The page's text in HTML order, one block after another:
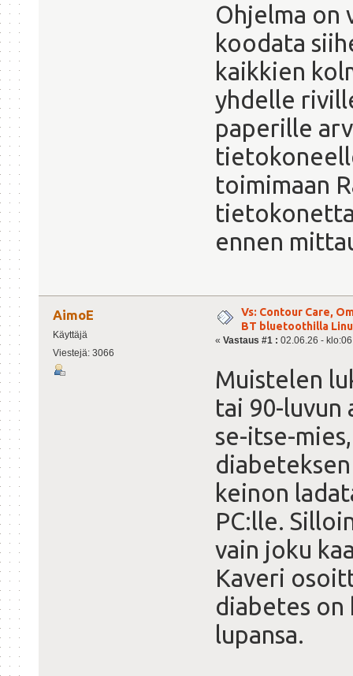
Ohjelma on
koodata
kaikkien
yhdelle
paperille
toimimaan
ennen
AimoE
Käyttäjä
Viestejä: 3066
Vs: Contour Care,
BT bluetoothilla
« Vastaus #1 : 02.06.26 -
Muistelen
tai 90-luvun
se-itse-
keinon
PC:lle.
vain joku
Kaveri
diabetes
lupansa.